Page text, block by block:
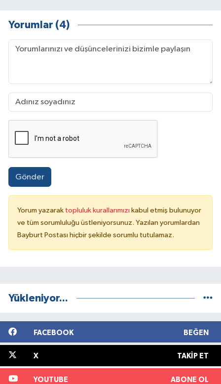
Yorumlar (4)
Gönder
Yorum yazarak topluluk kurallarımızı kabul etmiş bulunuyor
ve tüm sorumluluğu üstleniyorsunuz. Yazılan yorumlardan
Bayburt Postası hiçbir şekilde sorumlu tutulamaz.
Yükleniyor...
FACEBOOK BEĞEN
X TAKIP ET
YOUTUBE ABONE OL